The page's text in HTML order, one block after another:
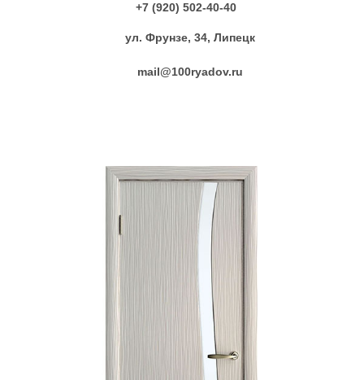
+7 (920) 502-40-40
ул. Фрунзе, 34, Липецк
mail@100ryadov.ru